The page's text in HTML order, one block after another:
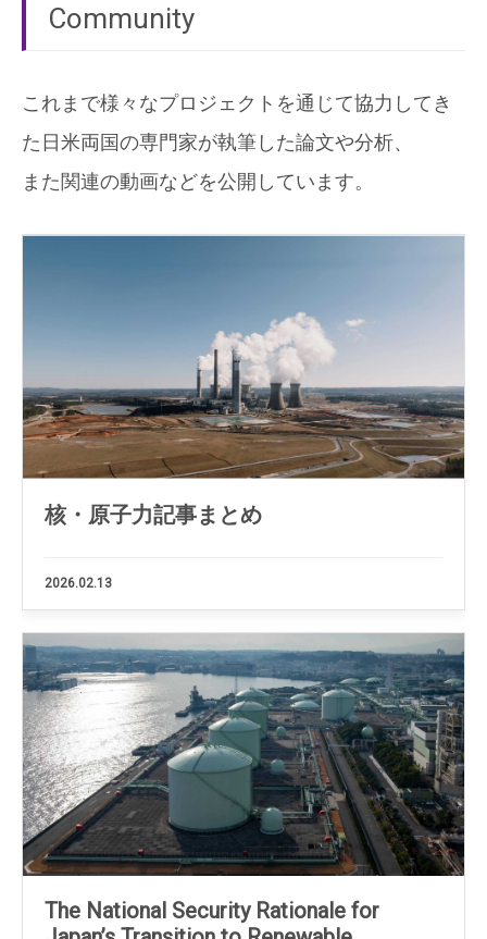
Community
これまで様々なプロジェクトを通じて協力してき
た日米両国の専門家が執筆した論文や分析、
また関連の動画などを公開しています。
核・原子力記事まとめ
2026.02.13
The National Security Rationale for